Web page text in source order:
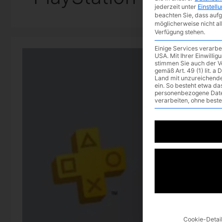
jederzeit unter
beachten Sie, dass
möglicherweise nicht
Verfügung stehen.
Einige Services
USA. Mit Ihrer
stimmen Sie auch der
gemäß Art. 49 (1) lit. a
Land mit
ein. So besteht etwa
personenbezogene
verarbeiten, ohne
Cookie-